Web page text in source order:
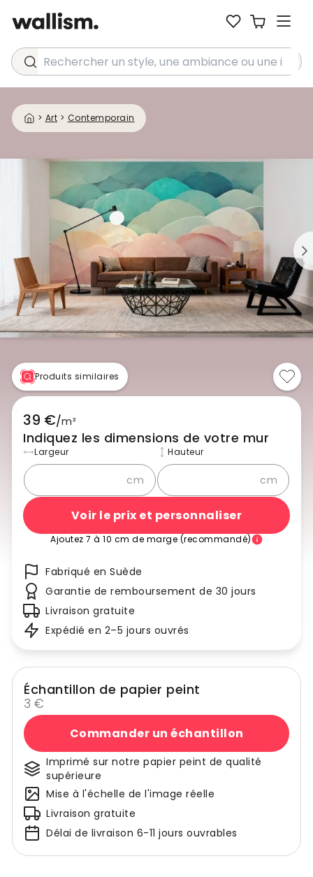
Rechercher un style, une ambiance ou une idée...
> Art > Contemporain
Produits similaires
39 €/m²
Indiquez les dimensions de votre mur
Largeur
cm
Hauteur
cm
Voir le prix et personnaliser
Ajoutez 7 à 10 cm de marge (recommandé)
Fabriqué en Suède
Garantie de remboursement de 30 jours
Livraison gratuite
Expédié en 2–5 jours ouvrés
Échantillon de papier peint
3 €
Commander un échantillon
Imprimé sur notre papier peint de qualité
supérieure
Mise à l'échelle de l'image réelle
Livraison gratuite
Délai de livraison 6-11 jours ouvrables